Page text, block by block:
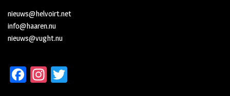
nieuws@helvoirt.net
info@haaren.nu
nieuws@vught.nu
Fa In